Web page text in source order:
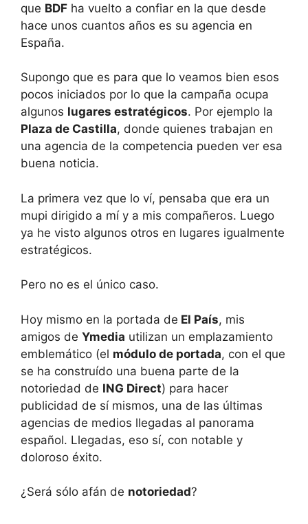
que BDF ha vuelto a confiar en la que desde
hace unos cuantos años es su agencia en
España.
Supongo que es para que lo veamos bien esos
pocos iniciados por lo que la campaña ocupa
algunos lugares estratégicos. Por ejemplo la
Plaza de Castilla, donde quienes trabajan en
una agencia de la competencia pueden ver esa
buena noticia.
La primera vez que lo ví, pensaba que era un
mupi dirigido a mí y a mis compañeros. Luego
ya he visto algunos otros en lugares igualmente
estratégicos.
Pero no es el único caso.
Hoy mismo en la portada de El País, mis
amigos de Ymedia utilizan un emplazamiento
emblemático (el módulo de portada, con el que
se ha construído una buena parte de la
notoriedad de ING Direct) para hacer
publicidad de sí mismos, una de las últimas
agencias de medios llegadas al panorama
español. Llegadas, eso sí, con notable y
doloroso éxito.
¿Será sólo afán de notoriedad?